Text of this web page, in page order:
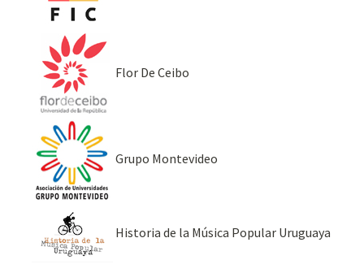
Flor De Ceibo
Grupo Montevideo
Historia de la Música Popular Uruguaya